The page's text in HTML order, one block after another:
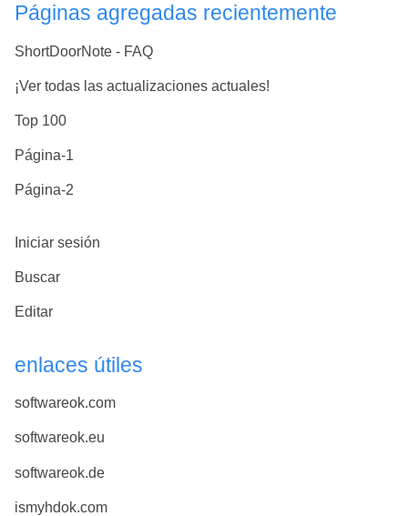
Páginas agregadas recientemente
ShortDoorNote - FAQ
¡Ver todas las actualizaciones actuales!
Top 100
Página-1
Página-2
Iniciar sesión
Buscar
Editar
enlaces útiles
softwareok.com
softwareok.eu
softwareok.de
ismyhdok.com